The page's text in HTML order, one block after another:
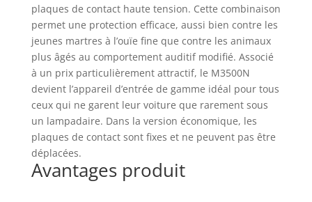
plaques de contact haute tension. Cette combinaison
permet une protection efficace, aussi bien contre les
jeunes martres à l’ouïe fine que contre les animaux
plus âgés au comportement auditif modifié. Associé
à un prix particulièrement attractif, le M3500N
devient l’appareil d’entrée de gamme idéal pour tous
ceux qui ne garent leur voiture que rarement sous
un lampadaire. Dans la version économique, les
plaques de contact sont fixes et ne peuvent pas être
déplacées.
Avantages produit